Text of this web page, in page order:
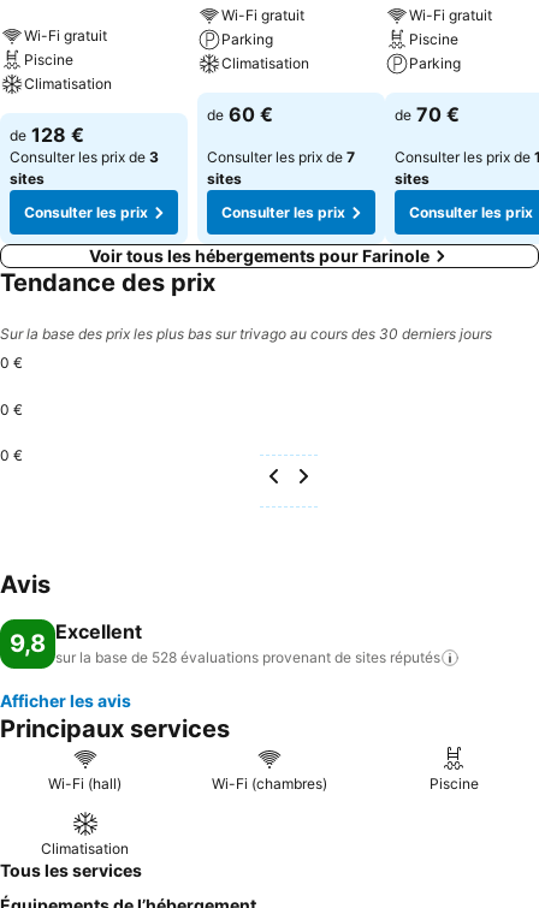
appréciez des vacances inoubliables dans une maison avec piscine
confortable et idéalement située. Nous vous proposons une location
estivale en Corse dans la ville Farinole, juste à coté de la station
balnéaire de Saint Florent.
Wi-Fi gratuit
Piscine
Climatisation
de 128 €
Consulter les prix de 3
sites
Consulter les prix
Wi-Fi gratuit
Parking
Climatisation
de 60 €
Consulter les prix de 7
sites
Consulter les prix
Wi-Fi gratuit
Piscine
Parking
de 70 €
Consulter les prix de
sites
Consulter les prix
Voir tous les hébergements pour Farinole
Tendance des prix
Sur la base des prix les plus bas sur trivago au cours des 30 derniers jours
0 €
0 €
0 €
Avis
9,8 Excellent
sur la base de 528 évaluations provenant de sites réputés
Afficher les avis
Principaux services
Wi-Fi (hall) Wi-Fi (chambres) Piscine
Climatisation
Tous les services